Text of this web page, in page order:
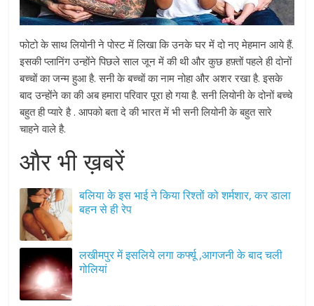
फोटो के साथ लियोनी ने पोस्ट में लिखा कि उनके घर में दो नए मेहमान आये हैं.
इसकी प्लानिंग उन्होंने पिछले साल जून में की थी और कुछ हफ़्तों पहले ही दोनों
बच्चों का जन्म हुआ है. सनी के बच्चों का नाम नोहा और अशर रखा है. इसके
बाद उन्होंने का की अब हमारा परिवार पूरा हो गया है. सनी लियोनी के दोनों बच्चे
बहुत ही प्यारे है . आपको बता दे की भारत में भी सनी लियोनी के बहुत सारे
चाहने वाले है.
और भी ख़बरें
बलिया के इस भाई ने किया रिश्तों को शर्मशार, कर डाला
बहन से ही रेप
लखीमपुर में इसलिये लगा कर्फ्यू ,आगजनी के बाद चली
गोलियां